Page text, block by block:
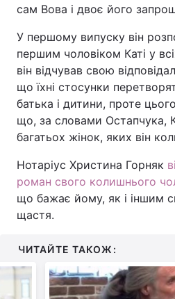
сам Вова і двоє його
У першому випуску він
першим чоловіком Каті у
він відчував свою
що їхні стосунки
батька і дитини, проте
що, за словами Остапчука,
багатьох жінок, яких він
Нотаріус Христина Горняк
роман свого колишнього
що бажає йому, як і іншим
щастя.
ЧИТАЙТЕ ТАКОЖ: